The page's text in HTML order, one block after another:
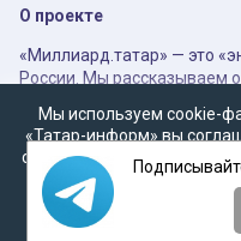
О проекте
«Миллиард.татар» — это
России. Мы рассказываем
недалеком будущем при
собраны главные бренды
вопросы татар к самим
перед ними в XXI веке.
Мы открыты к диалогу и
Мы используем cookie-
«Татар-информ» вы
cookie в соответствии с
наобработку
персональных данных